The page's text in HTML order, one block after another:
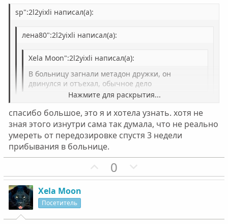
й
о
л
о
с
л
о
с
sp":2l2yixli написал(а):
лена80":2l2yixli написал(а):
Xela Moon":2l2yixli написал(а):
В больницу загнали метадон дружки, он
двинулся и отъехал, обычное дело
Нажмите для раскрытия...
вот и я хочу понять туда приносили или нет.
Нажмите для раскрытия...
Приносили, определённо. Отравиться метадоном
через три недели после последнего употребления --
это из области нереального.
Обычно к этому времени метадон уже начинает
выводиться из организма и наркоман начинает
испытывать ломку. Дружки принесли, потому что он на
ломке их очень просил. Вероятно так и было.
Нажмите для раскрытия...
спасибо большое, это я и хотела узнать. хотя не
зная этого изнутри сама так думала, что не реально
умереть от передозировке спустя 3 недели
прибывания в больнице.
П
о
т
0
е
т
Xela Moon
Посетитель